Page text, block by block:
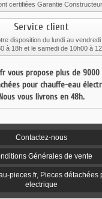
certifiées Garantie
Service client
disposition du lundi au
à 18h et le samedi de 10h00 à
vous propose plus de
pour chauffe-eau
Nous vous livrons en 48h.
Contactez-nous
Générales de vente
pieces.fr, Pieces détachées
electrique